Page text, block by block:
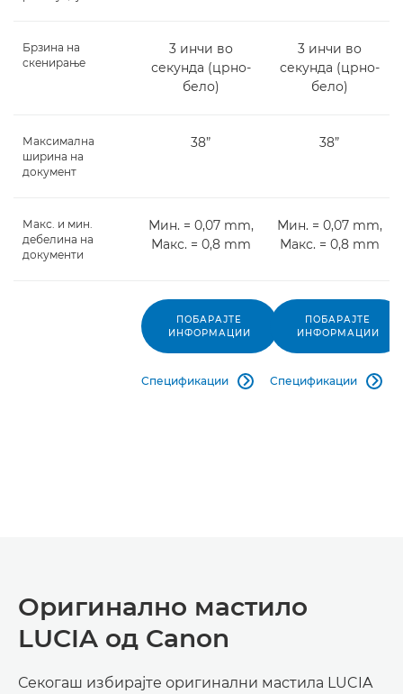
Брзина на
скенирање
3 инчи во
секунда (црно-
бело)
3 инчи во
секунда (црно-
бело)
Максимална
ширина на
документ
38” 38”
Макс. и мин.
дебелина на
документи
Мин. = 0,07 mm,
Макс. = 0,8 mm
Мин. = 0,07 mm,
Макс. = 0,8 mm
ПОБАРАЈТЕ
ИНФОРМАЦИИ
Спецификации 
ПОБАРАЈТЕ
ИНФОРМАЦИИ
Спецификации 
Оригинално мастило
LUCIA од Canon
Секогаш избирајте оригинални мастила LUCIA